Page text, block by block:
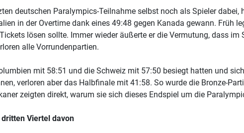
deutschen Paralympics-Teilnahme selbst noch als Spieler
in der Overtime dank eines 49:48 gegen Kanada gewann. Früh
lösen sollte. Immer wieder äußerte er die Vermutung, dass
alle Vorrundenpartien.
mit 58:51 und die Schweiz mit 57:50 besiegt hatten und
verloren aber das Halbfinale mit 41:58. So wurde die Bronze-
zeigten direkt, warum sie sich dieses Endspiel um die
Viertel davon